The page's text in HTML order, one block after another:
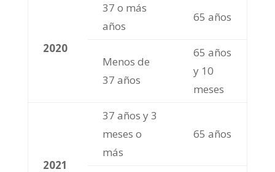
2020
37 o más
años
65 años
Menos de
37 años
65 años
y 10
meses
2021
37 años y 3
meses o
más
65 años